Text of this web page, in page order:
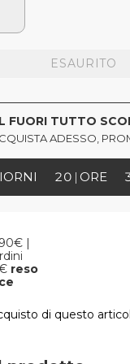
ESAURITO
FUORI TUTTO
ADESSO,
20 ORE
|
reso
di questo